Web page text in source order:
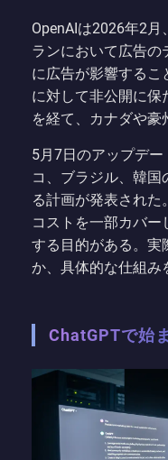
OpenAIは2026年2
ランにおいて広告の
に広告が影響するこ
に対して非公開に保
を経て、カナダや豪
5月7日のアップデ
コ、ブラジル、韓
る計画が発表された
コストを一部カバ
する目的がある。実
か、具体的な仕組み
ChatGPTで始